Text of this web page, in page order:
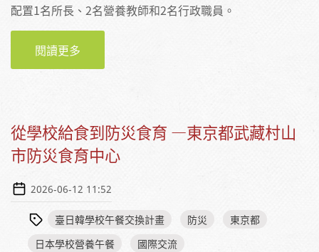
配置1名所長、2名營養教師和2名行政職員。
閱讀更多
瑞沼學校給食中心見學後記
從學校給食到防災食育 —東京都武藏村山
市防災食育中心
2026-06-12 11:52
臺日韓學校午餐交換計畫 防災
東京都
日本學校營養午餐
國際交流